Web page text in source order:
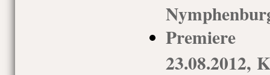
Premiere
23.08.2012,